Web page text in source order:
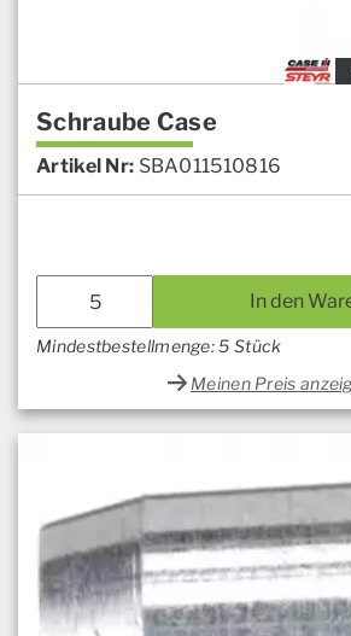
Schraube Case
Artikel Nr: SBA011510816
In den
Mindestbestellmenge: 5 Stück
Meinen Preis